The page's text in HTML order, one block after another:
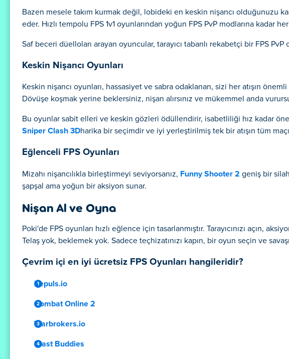
Bazen mesele takım kurmak değil, lobideki en keskin nişancı olduğunuzu
eder. Hızlı tempolu FPS 1v1 oyunlarından yoğun FPS PvP modlarına kadar
Saf beceri düelloları arayan oyuncular, tarayıcı tabanlı rekabetçi bir FPS PvP
Keskin Nişancı Oyunları
Keskin nişancı oyunları, hassasiyet ve sabra odaklanan, sizi her atışın
Dövüşe koşmak yerine beklersiniz, nişan alırsınız ve mükemmel anda
Bu oyunlar sabit elleri ve keskin gözleri ödüllendirir, isabetliliği hız kadar
Sniper Clash 3Dharika bir seçimdir ve iyi yerleştirilmiş tek bir atışın tüm
Eğlenceli FPS Oyunları
Mizahı nişancılıkla birleştirmeyi seviyorsanız, Funny Shooter 2 geniş bir
şapşal ama yoğun bir aksiyon sunar.
Nişan Al ve Oyna
Poki'de FPS oyunları hızlı eğlence için tasarlanmıştır. Tarayıcınızı açın,
Telaş yok, beklemek yok. Sadece teçhizatınızı kapın, bir oyun seçin ve
Çevrim içi en iyi ücretsiz FPS Oyunları hangileridir?
Repuls.io
Combat Online 2
Warbrokers.io
Blast Buddies